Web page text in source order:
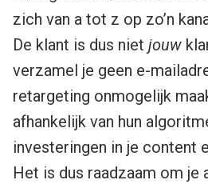
zich van a tot z op zo’n
De klant is dus niet jouw
verzamel je geen e-
retargeting onmogelijk
afhankelijk van hun
investeringen in je content
Het is dus raadzaam om